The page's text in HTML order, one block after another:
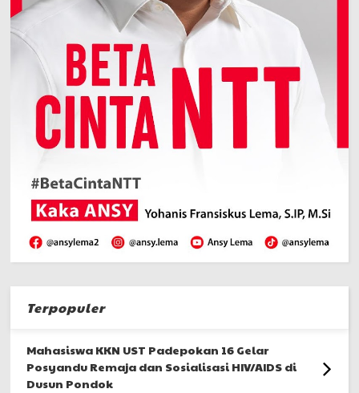
Terpopuler
Mahasiswa KKN UST Padepokan 16 Gelar
Posyandu Remaja dan Sosialisasi HIV/AIDS di
Dusun Pondok